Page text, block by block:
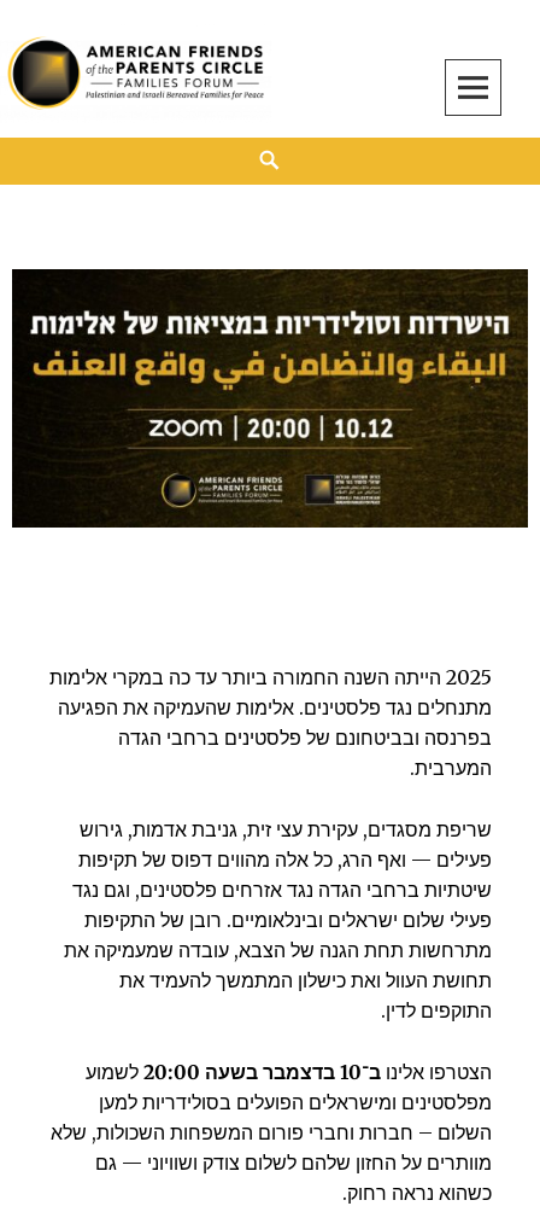
American Friends of the Parents Circle
AMERICAN FRIENDS OF THE PARENTS CIRCLE
2025 הייתה השנה החמורה ביותר עד כה במקרי אלימות
מתנחלים נגד פלסטינים. אלימות שהעמיקה את הפגיעה
בפרנסה ובביטחונם של פלסטינים ברחבי הגדה
המערבית.
שריפת מסגדים, עקירת עצי זית, גניבת אדמות, גירוש
פעילים — ואף הרג, כל אלה מהווים דפוס של תקיפות
שיטתיות ברחבי הגדה נגד אזרחים פלסטינים, וגם נגד
פעילי שלום ישראלים ובינלאומיים. רובן של התקיפות
מתרחשות תחת הגנה של הצבא, עובדה שמעמיקה את
תחושת העוול ואת כישלון המתמשך להעמיד את
התוקפים לדין.
הצטרפו אלינו ב־10 בדצמבר בשעה 20:00
לשמוע
מפלסטינים ומישראלים הפועלים בסולידריות למען
השלום – חברות וחברי פורום המשפחות השכולות, שלא
מוותרים על החזון שלהם לשלום צודק ושוויוני — גם
כשהוא נראה רחוק.